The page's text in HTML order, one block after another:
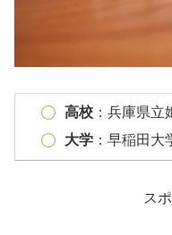
高校：兵庫県立
大学：早稲田大
ス